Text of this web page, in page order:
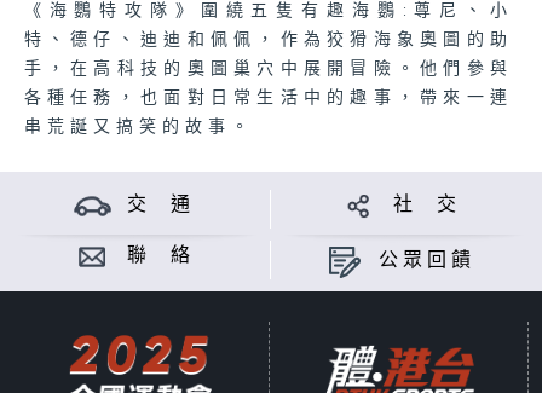
《海鸚特攻隊》圍繞五隻有趣海鸚:尊尼、小
特、德仔、迪迪和佩佩，作為狡猾海象奧圖的助
手，在高科技的奧圖巢穴中展開冒險。他們參與
各種任務，也面對日常生活中的趣事，帶來一連
串荒誕又搞笑的故事。
交 通 社 交
聯 絡 公眾回饋